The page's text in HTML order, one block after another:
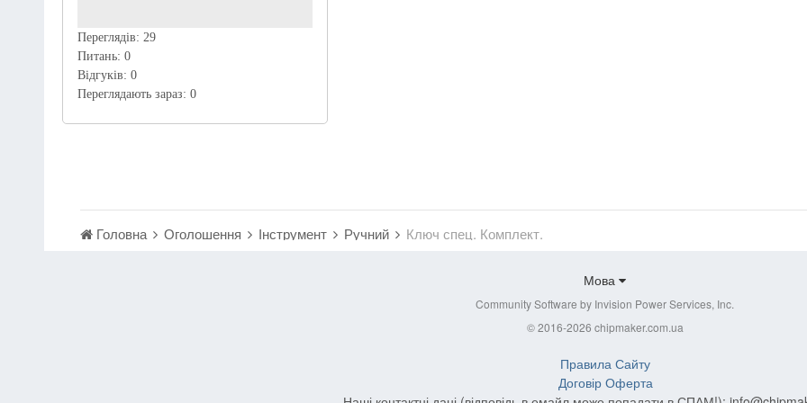
Переглядів: 29
Питань: 0
Відгуків: 0
Переглядають зараз: 0
Головна Оголошення Інструмент Ручний Ключ спец. Комплект.
Мова
Community Software by Invision Power Services, Inc.
© 2016-2026 chipmaker.com.ua
Правила Сайту
Договір Оферта